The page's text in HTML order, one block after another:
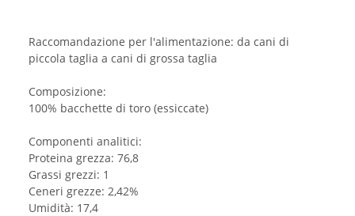
Raccomandazione per l'alimentazione: da cani di
piccola taglia a cani di grossa taglia
Composizione:
100% bacchette di toro (essiccate)
Componenti analitici:
Proteina grezza: 76,8
Grassi grezzi: 1
Ceneri grezze: 2,42%
Umidità: 17,4